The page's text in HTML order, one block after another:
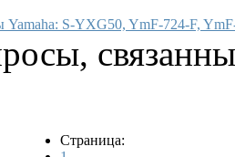
Yamaha: S-YXG50, YmF-724-F,
Страница: